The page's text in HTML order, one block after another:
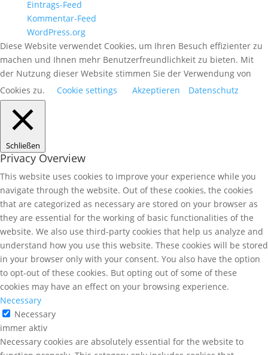
Eintrags-Feed
Kommentar-Feed
WordPress.org
Diese Website verwendet Cookies, um Ihren Besuch effizienter zu
machen und Ihnen mehr Benutzerfreundlichkeit zu bieten. Mit
der Nutzung dieser Website stimmen Sie der Verwendung von
Cookies zu.
Cookie settings Akzeptieren Datenschutz
Schließen
Privacy Overview
This website uses cookies to improve your experience while you
navigate through the website. Out of these cookies, the cookies
that are categorized as necessary are stored on your browser as
they are essential for the working of basic functionalities of the
website. We also use third-party cookies that help us analyze and
understand how you use this website. These cookies will be stored
in your browser only with your consent. You also have the option
to opt-out of these cookies. But opting out of some of these
cookies may have an effect on your browsing experience.
Necessary
Necessary
immer aktiv
Necessary cookies are absolutely essential for the website to